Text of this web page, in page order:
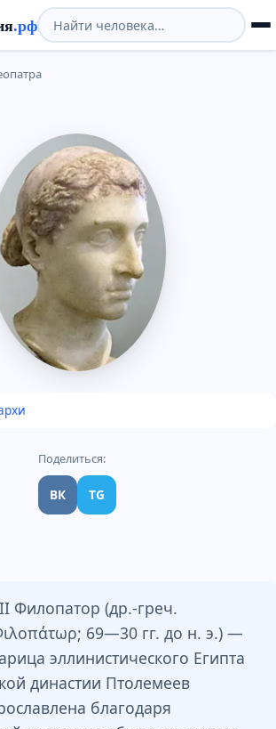
.рф
Поделиться:
ВК TG
Филопатор (др.-греч.
69—30 гг. до н. э.) —
эллинистического Египта
династии Птолемеев
благодаря